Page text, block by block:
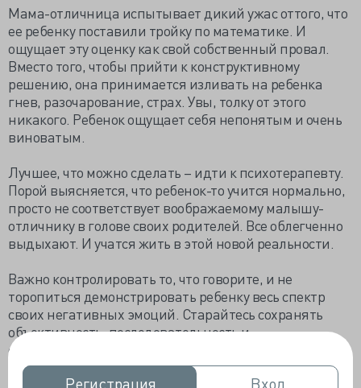
Регистрация
Регистрация Вход
Вход
Мама-отличница испытывает дикий ужас оттого, что
ее ребенку поставили тройку по математике. И
ощущает эту оценку как свой собственный провал.
Вместо того, чтобы прийти к конструктивному
решению, она принимается изливать на ребенка
гнев, разочарование, страх. Увы, толку от этого
никакого. Ребенок ощущает себя непонятым и очень
виноватым.
Лучшее, что можно сделать – идти к психотерапевту.
Порой выясняется, что ребенок-то учится нормально,
просто не соответствует воображаемому малышу-
отличнику в голове своих родителей. Все облегченно
выдыхают. И учатся жить в этой новой реальности.
Важно контролировать то, что говорите, и не
торопиться демонстрировать ребенку весь спектр
своих негативных эмоций. Старайтесь сохранять
объективность, последовательность и
справедливость. И помните о цели: вы хотите, чтобы
ребенку стало проще учиться. Излить свой гнев,